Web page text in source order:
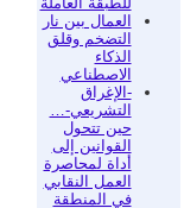
العمال بين نار
التضخم وقلق
الذكاء
الاصطناعي
-الإغراق
التشريعي-…
حين تتحول
القوانين إلى
أداة لمحاصرة
العمل النقابي
في المنطقة